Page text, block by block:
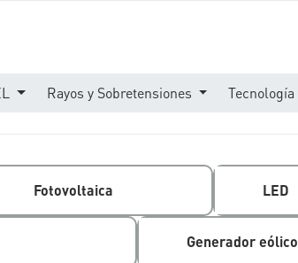
Rayos y Sobretensiones Tecnología
Fotovoltaica LED
Generador eólico